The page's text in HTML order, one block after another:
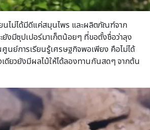
นไม่ได้มีดีแค่สมุนไพร และผลิตภัณฑ์จาก
ยังมีซุปเปอร์มาเก็ตน้อยๆ ที่ขอตั้งชื่อว่าลุง
นย์การเรียนรู้เศรษฐกิจพอเพียง คือไม่ได้
ดียวยังมีผลไม้ให้ได้ลองทานกันสดๆ จากต้น